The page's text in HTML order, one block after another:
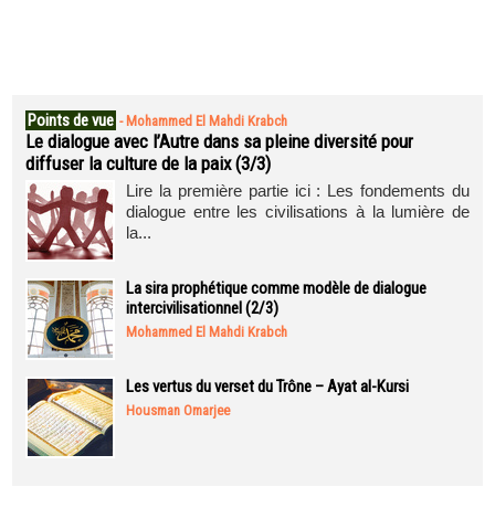
Points de vue - Mohammed El Mahdi Krabch
Le dialogue avec l’Autre dans sa pleine diversité pour
diffuser la culture de la paix (3/3)
Lire la première partie ici : Les fondements du
dialogue entre les civilisations à la lumière de
la...
La sira prophétique comme modèle de dialogue
intercivilisationnel (2/3)
Mohammed El Mahdi Krabch
Les vertus du verset du Trône – Ayat al-Kursi
Housman Omarjee